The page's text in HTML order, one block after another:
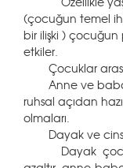
(çocuğun temel
bir ilişki ) çocuğun
etkiler.
Çocuklar
Anne ve
ruhsal açıdan
olmaları.
Dayak ve
Dayak